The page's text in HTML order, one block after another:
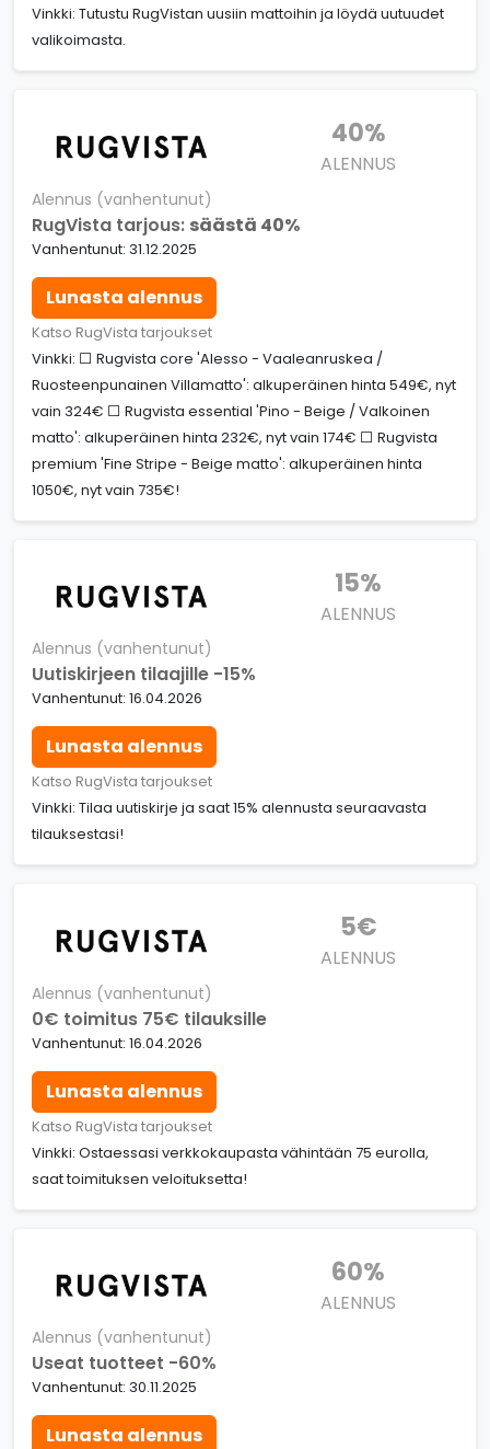
Vinkki: Tutustu RugVistan uusiin mattoihin ja löydä uutuudet
valikoimasta.
40%
ALENNUS
Alennus (vanhentunut)
RugVista tarjous: säästä 40%
Vanhentunut: 31.12.2025
Lunasta alennus
Katso RugVista tarjoukset
Vinkki: ⬜ Rugvista core 'Alesso - Vaaleanruskea /
Ruosteenpunainen Villamatto': alkuperäinen hinta 549€, nyt
vain 324€ ⬜ Rugvista essential 'Pino - Beige / Valkoinen
matto': alkuperäinen hinta 232€, nyt vain 174€ ⬜ Rugvista
premium 'Fine Stripe - Beige matto': alkuperäinen hinta
1050€, nyt vain 735€!
15%
ALENNUS
Alennus (vanhentunut)
Uutiskirjeen tilaajille -15%
Vanhentunut: 16.04.2026
Lunasta alennus
Katso RugVista tarjoukset
Vinkki: Tilaa uutiskirje ja saat 15% alennusta seuraavasta
tilauksestasi!
5€
ALENNUS
Alennus (vanhentunut)
0€ toimitus 75€ tilauksille
Vanhentunut: 16.04.2026
Lunasta alennus
Katso RugVista tarjoukset
Vinkki: Ostaessasi verkkokaupasta vähintään 75 eurolla,
saat toimituksen veloituksetta!
60%
ALENNUS
Alennus (vanhentunut)
Useat tuotteet -60%
Vanhentunut: 30.11.2025
Lunasta alennus